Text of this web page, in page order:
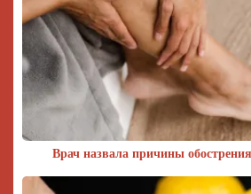
Врач назвала причины